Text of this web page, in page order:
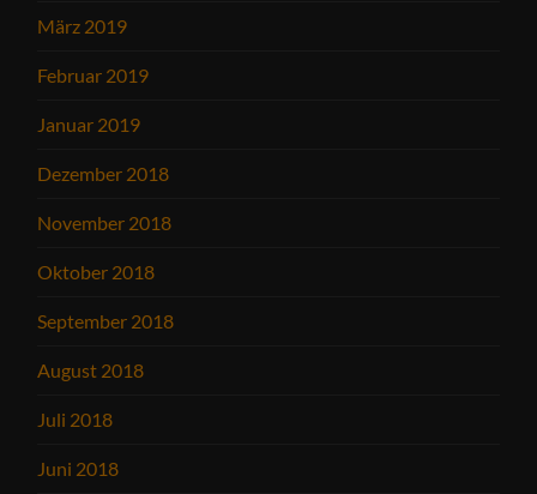
März 2019
Februar 2019
Januar 2019
Dezember 2018
November 2018
Oktober 2018
September 2018
August 2018
Juli 2018
Juni 2018